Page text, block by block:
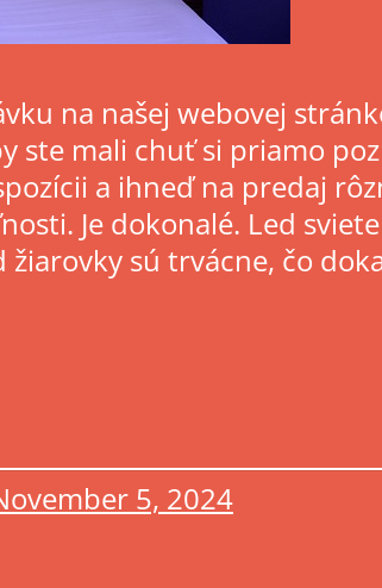
na našej webovej
ste mali chuť si priamo
a ihneď na predaj
Je dokonalé. Led
sú trvácne, čo
5, 2024